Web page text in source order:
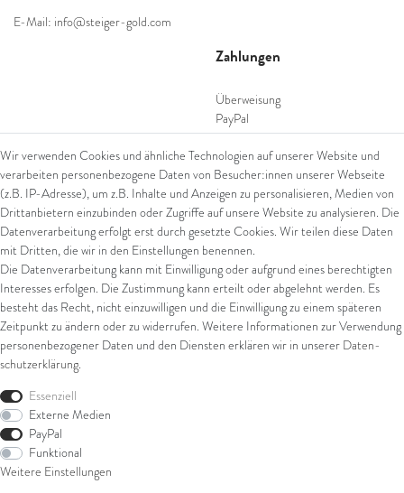
E-Mail: info@steiger-gold.com
Zahlungen
Überweisung
PayPal
SEPA Lastschrift
giropay
Kreditkarte
Versand
UPS
FedEx
Wir verwenden Cookies und ähnliche Technologien auf unserer Website und
verarbeiten personenbezogene Daten von Besucher:innen unserer Webseite
(z.B. IP-Adresse), um z.B. Inhalte und Anzeigen zu personalisieren, Medien von
Drittanbietern einzubinden oder Zugriffe auf unsere Website zu analysieren. Die
Datenverarbeitung erfolgt erst durch gesetzte Cookies. Wir teilen diese Daten
mit Dritten, die wir in den Einstellungen benennen.
Die Datenverarbeitung kann mit Einwilligung oder aufgrund eines berechtigten
Interesses erfolgen. Die Zustimmung kann erteilt oder abgelehnt werden. Es
besteht das Recht, nicht einzuwilligen und die Einwilligung zu einem späteren
Zeitpunkt zu ändern oder zu widerrufen. Weitere Informationen zur Verwendung
personenbezogener Daten und den Diensten erklären wir in unserer Daten­
schutz­erklärung.
Essenziell
Externe Medien
PayPal
Funktional
Weitere Einstellungen